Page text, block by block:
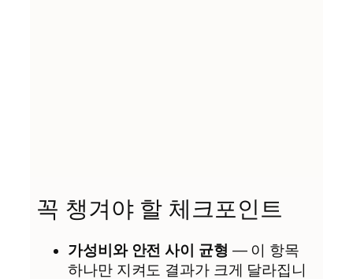
꼭 챙겨야 할 체크포인트
가성비와 안전 사이 균형 — 이 항목
하나만 지켜도 결과가 크게 달라집니